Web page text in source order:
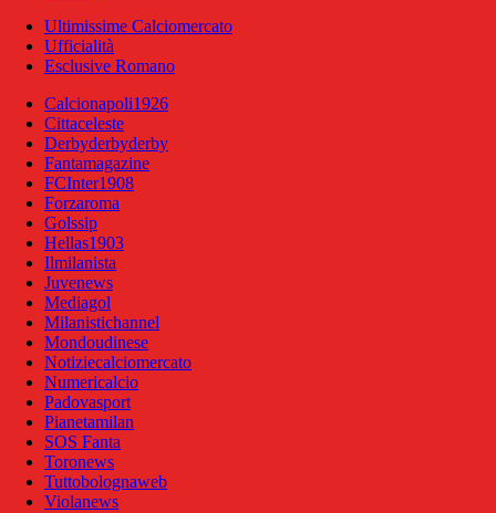
Ultimissime Calciomercato
Ufficialità
Esclusive Romano
Calcionapoli1926
Cittaceleste
Derbyderbyderby
Fantamagazine
FCInter1908
Forzaroma
Golssip
Hellas1903
Ilmilanista
Juvenews
Mediagol
Milanistichannel
Mondoudinese
Notiziecalciomercato
Numericalcio
Padovasport
Pianetamilan
SOS Fanta
Toronews
Tuttobolognaweb
Violanews